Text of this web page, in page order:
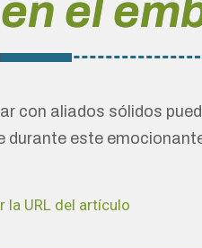
el
con aliados sólidos
este
la URL del artículo